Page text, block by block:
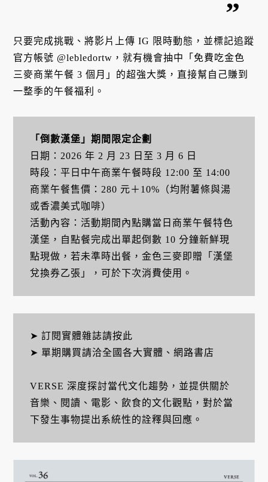
只要完成挑戰、將影片上傳 IG 限時動態，並標記追蹤
官方帳號 @lebledortw，就有機會抽中「免費吃金色
三麥商業午餐 3 個月」的超強大獎，直接幫自己賺到
一整季的午餐福利。
「倒數漢堡」期間限定企劃
日期：2026 年 2 月 23 日至 3 月 6 日
時段：平日中午商業午餐時段 12:00 至 14:00
商業午餐售價：280 元＋10%（均附薯條與湯
或香濃美式咖啡）
活動內容：活動期間內點購當日商業午餐特色
漢堡，自點餐完成出單起倒數 10 分鐘新鮮現
點現做，若未準時出餐，金色三麥即贈「漢堡
兌換券乙張」，可於下次消費使用。
➤ 訂閱實體雜誌請按此
➤ 單期購買請洽全國各大實體、網路書店
VERSE 深度探討當代文化趨勢，並提供關於
音樂、閱讀、電影、飲食的文化觀點，對於當
下發生事物提出系統性的詮釋與回應。